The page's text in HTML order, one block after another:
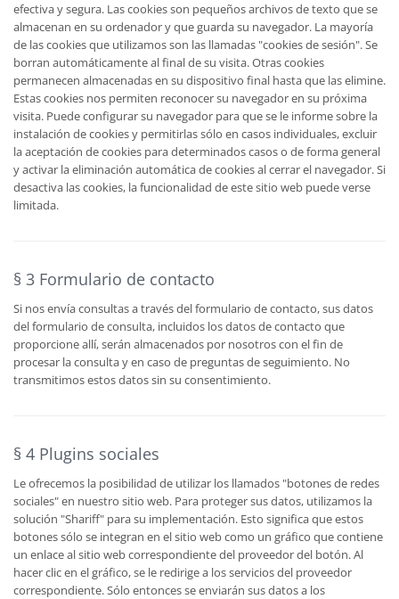
efectiva y segura. Las cookies son pequeños archivos de texto que se
almacenan en su ordenador y que guarda su navegador. La mayoría
de las cookies que utilizamos son las llamadas "cookies de sesión". Se
borran automáticamente al final de su visita. Otras cookies
permanecen almacenadas en su dispositivo final hasta que las elimine.
Estas cookies nos permiten reconocer su navegador en su próxima
visita. Puede configurar su navegador para que se le informe sobre la
instalación de cookies y permitirlas sólo en casos individuales, excluir
la aceptación de cookies para determinados casos o de forma general
y activar la eliminación automática de cookies al cerrar el navegador. Si
desactiva las cookies, la funcionalidad de este sitio web puede verse
limitada.
§ 3 Formulario de contacto
Si nos envía consultas a través del formulario de contacto, sus datos
del formulario de consulta, incluidos los datos de contacto que
proporcione allí, serán almacenados por nosotros con el fin de
procesar la consulta y en caso de preguntas de seguimiento. No
transmitimos estos datos sin su consentimiento.
§ 4 Plugins sociales
Le ofrecemos la posibilidad de utilizar los llamados "botones de redes
sociales" en nuestro sitio web. Para proteger sus datos, utilizamos la
solución "Shariff" para su implementación. Esto significa que estos
botones sólo se integran en el sitio web como un gráfico que contiene
un enlace al sitio web correspondiente del proveedor del botón. Al
hacer clic en el gráfico, se le redirige a los servicios del proveedor
correspondiente. Sólo entonces se enviarán sus datos a los